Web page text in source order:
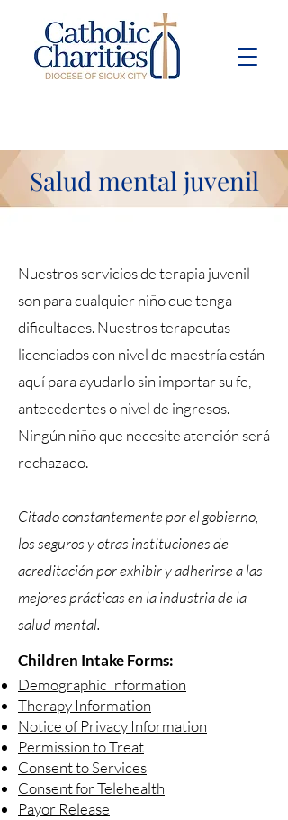
Salud mental juvenil
Nuestros servicios de terapia juvenil
son para cualquier niño que tenga
dificultades. Nuestros terapeutas
licenciados con nivel de maestría están
aquí para ayudarlo sin importar su fe,
antecedentes o nivel de ingresos.
Ningún niño que necesite atención será
rechazado.
Citado constantemente por el gobierno,
los seguros y otras instituciones de
acreditación por exhibir y adherirse a las
mejores prácticas en la industria de la
salud mental.
Children Intake Forms:
Demographic Information
Therapy Information
Notice of Privacy Information
Permission to Treat
Consent to Services
Consent for Telehealth
Payor Release